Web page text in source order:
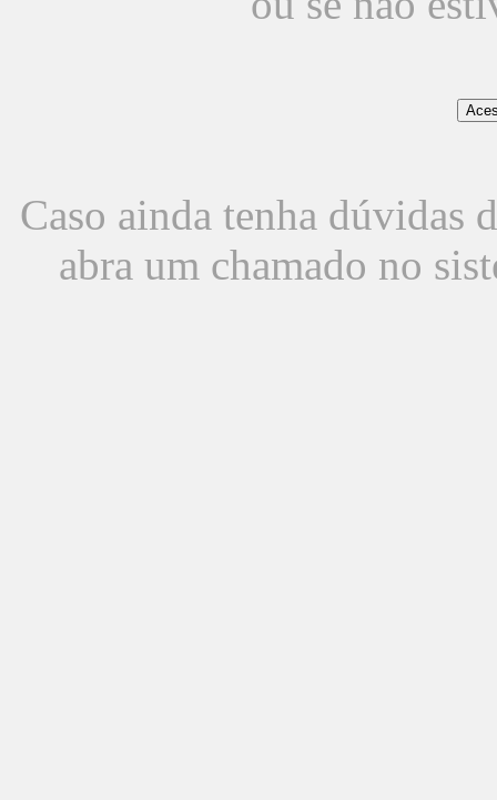
Caso ainda tenha dúvidas
abra um chamado no